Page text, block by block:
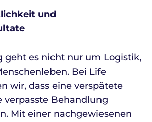
und
geht es nicht nur um Logistik,
Bei Life
wir, dass eine verspätete
verpasste Behandlung
Mit einer nachgewiesenen